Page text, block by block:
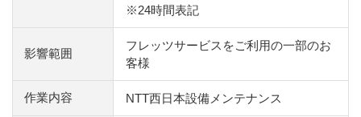
※24時間表記
影響範囲
フレッツサービスをご利用の一部のお
客様
作業内容 NTT西日本設備メンテナンス